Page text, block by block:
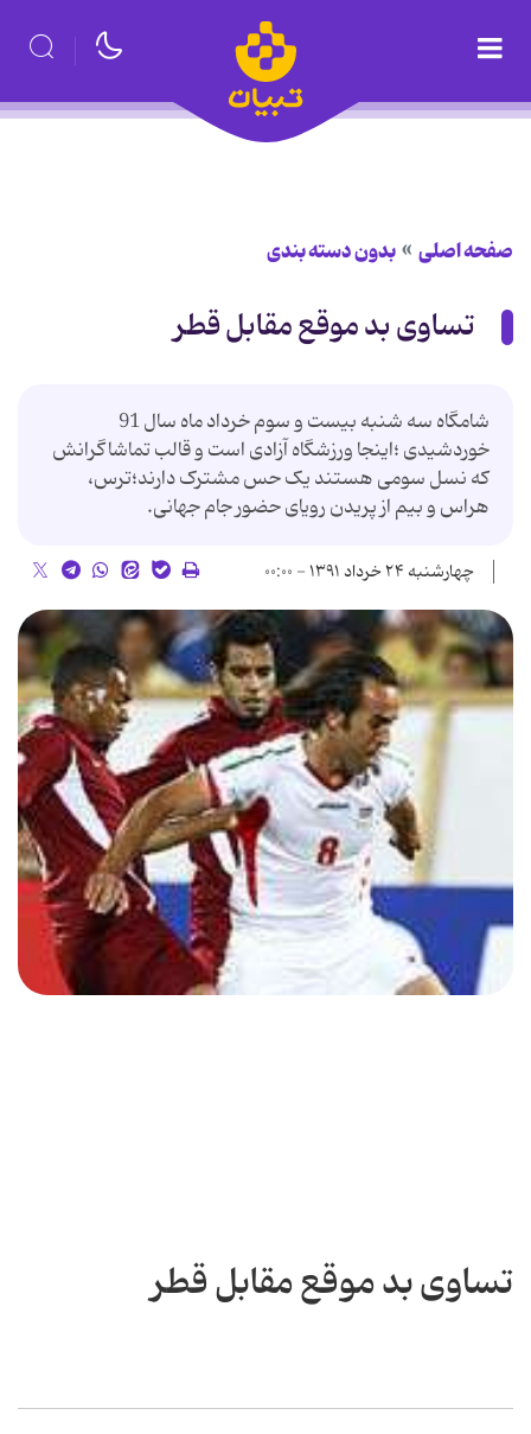
صفحه اصلی بدون دسته بندی
تساوی بد موقع مقابل قطر
شامگاه سه شنبه بیست و سوم خرداد ماه سال 91
خوردشیدی ؛اینجا ورزشگاه آزادی است و قالب تماشاگرانش
که نسل سومی هستند یک حس مشترک دارند؛ترس،
هراس و بیم از پریدن رویای حضور جام جهانی.
چهارشنبه ۲۴ خرداد ۱۳۹۱ - ۰۰:۰۰
تساوی بد موقع مقابل قطر